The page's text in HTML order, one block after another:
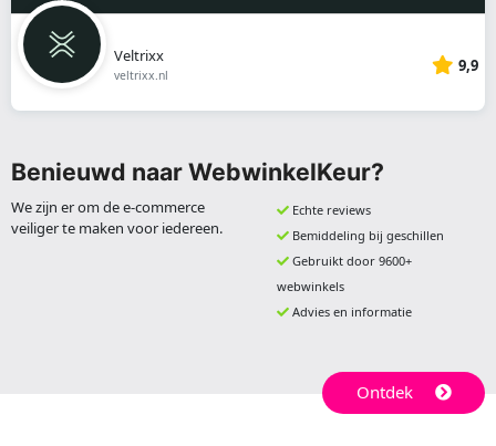
Veltrixx
veltrixx.nl 9,9
Benieuwd naar WebwinkelKeur?
We zijn er om de e-commerce
veiliger te maken voor iedereen.
Echte reviews
Bemiddeling bij geschillen
Gebruikt door 9600+
webwinkels
Advies en informatie
Ontdek